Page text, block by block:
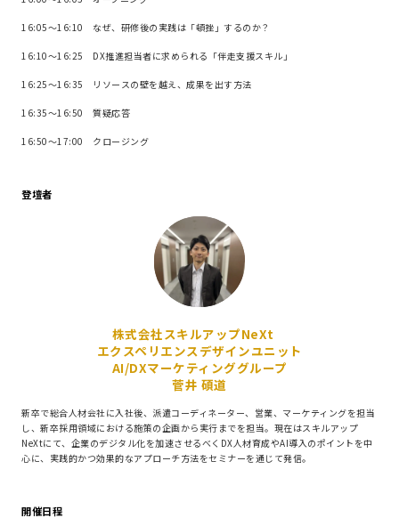
16:05～16:10 なぜ、研修後の実践は「頓挫」するのか？
16:10～16:25 DX推進担当者に求められる「伴走支援スキル」
16:25～16:35 リソースの壁を越え、成果を出す方法
16:35～16:50 質疑応答
16:50～17:00 クロージング
登壇者
株式会社スキルアップNeXt
エクスペリエンスデザインユニット
AI/DXマーケティンググループ
菅井 碩道
新卒で総合人材会社に入社後、派遣コーディネーター、営業、マーケティングを担当
し、新卒採用領域における施策の企画から実行までを担当。現在はスキルアップ
NeXtにて、企業のデジタル化を加速させるべくDX人材育成やAI導入のポイントを中
心に、実践的かつ効果的なアプローチ方法をセミナーを通じて発信。
開催日程